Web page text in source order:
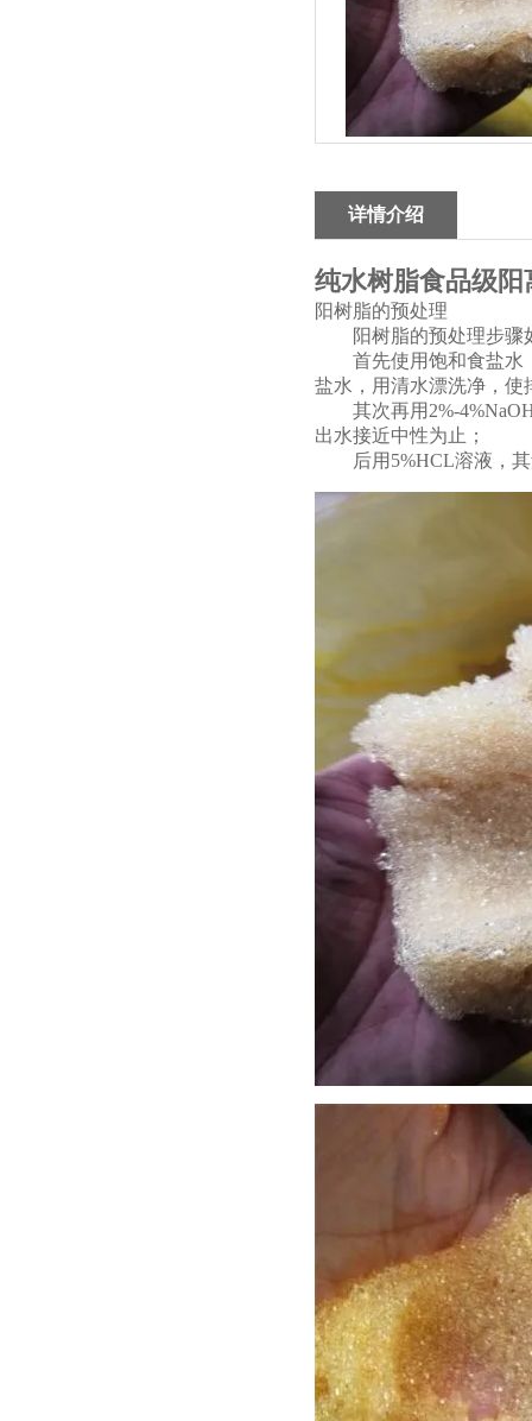
详情介绍
纯水树脂食品级
阳树脂的预处理
阳树脂的预处理步骤
首先使用饱和食盐水，
盐水，用清水漂洗净，使
其次再用2%-4%NaOH
出水接近中性为止；
后用5%HCL溶液，其